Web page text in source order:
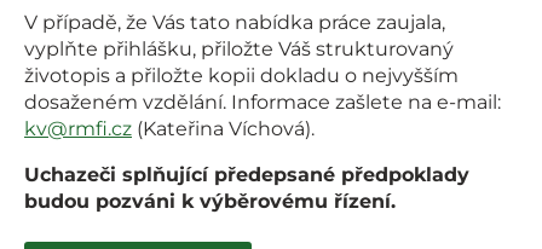
V případě, že Vás tato nabídka práce zaujala,
vyplňte přihlášku, přiložte Váš strukturovaný
životopis a přiložte kopii dokladu o nejvyšším
dosaženém vzdělání. Informace zašlete na e-mail:
kv@rmfi.cz (Kateřina Víchová).
Uchazeči splňující předepsané předpoklady
budou pozváni k výběrovému řízení.